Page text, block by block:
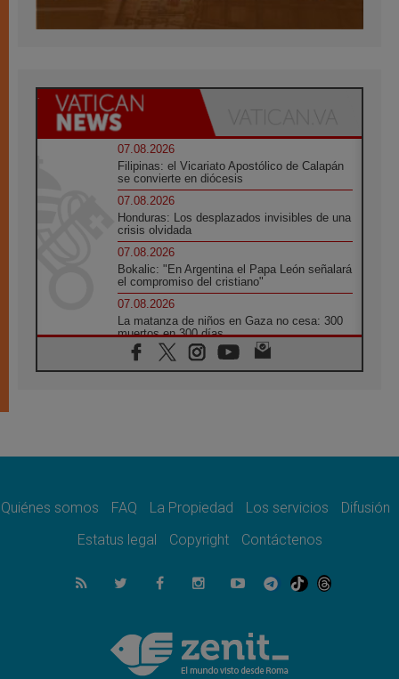
07.08.2026
Filipinas: el Vicariato Apostólico de Calapán
se convierte en diócesis
07.08.2026
Honduras: Los desplazados invisibles de una
crisis olvidada
07.08.2026
Bokalic: "En Argentina el Papa León señalará
el compromiso del cristiano"
07.08.2026
La matanza de niños en Gaza no cesa: 300
muertos en 300 días
07.08.2026
Tagle: La guerra desfigura el mundo, solo la
como misión al servicio del Evangelio
SIGNIS 2026, dar voz a las religiosas en el
espacio público
07.08.2026
Lanzan un proyecto de empoderamiento
Programa oficial del Viaje Apostólico del
Papa León XIV a Francia
Quiénes somos FAQ La Propiedad Los servicios
Difusión
Estatus legal
Copyright Contáctenos